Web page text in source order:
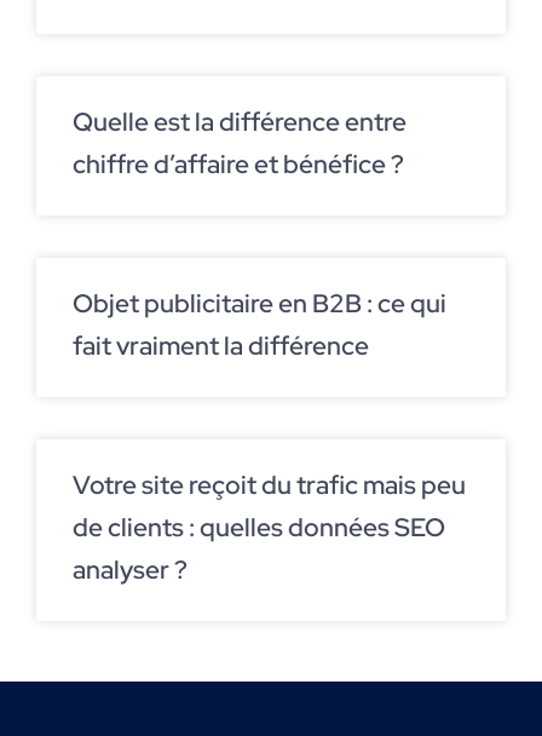
Quelle est la différence entre
chiffre d’affaire et bénéfice ?
Objet publicitaire en B2B : ce qui
fait vraiment la différence
Votre site reçoit du trafic mais peu
de clients : quelles données SEO
analyser ?